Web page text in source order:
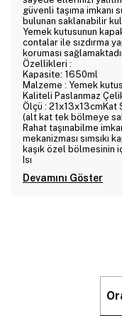
güvenli taşıma imkanı
bulunan saklanabilir
Yemek kutusunun
contalar ile sızdırma
koruması
Özellikleri :
Kapasite: 1650ml
Malzeme : Yemek
Kaliteli Paslanmaz
Ölçü : 21x13x13cmKat
(alt kat tek bölmeye
Rahat taşınabilme
mekanizması sımsıkı
kaşık özel bölmesinin
Isı
Devamını Göster